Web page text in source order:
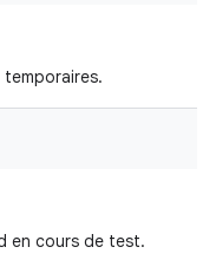
en cours de test.